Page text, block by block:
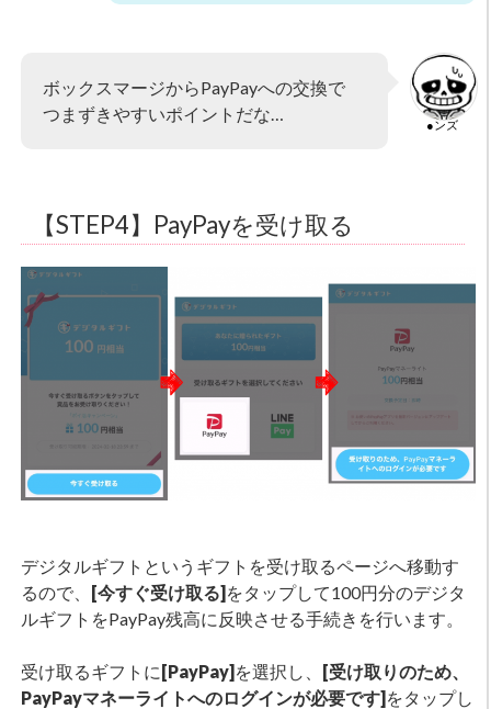
●ンズ
ボックスマージからPayPayへの交換で
つまずきやすいポイントだな…
【STEP4】PayPayを受け取る
デジタルギフトというギフトを受け取るページへ移動す
るので、 [今すぐ受け取る]をタップして100円分のデジタ
ルギフトをPayPay残高に反映させる手続きを行います。
受け取るギフトに[PayPay]を選択し、 [受け取りのため、
PayPayマネーライトへのログインが必要です]をタップし